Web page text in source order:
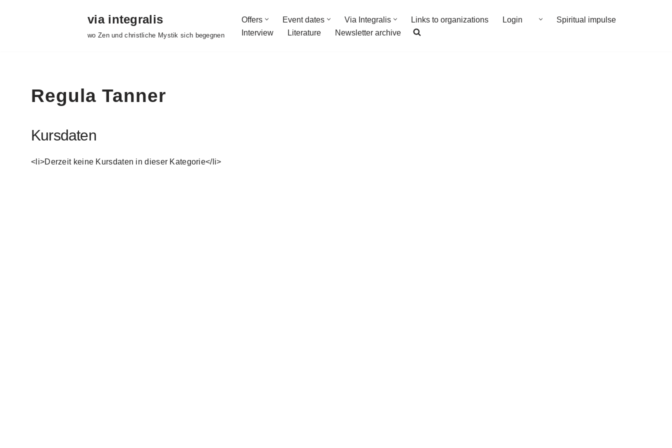
via integralis
wo Zen und christliche Mystik sich begegnen
Offers Event dates Via Integralis Links to organizations Login
Spiritual impulse
Interview
Literature Newsletter archive
Regula Tanner
Kursdaten
<li>Derzeit keine Kursdaten in dieser Kategorie</li>